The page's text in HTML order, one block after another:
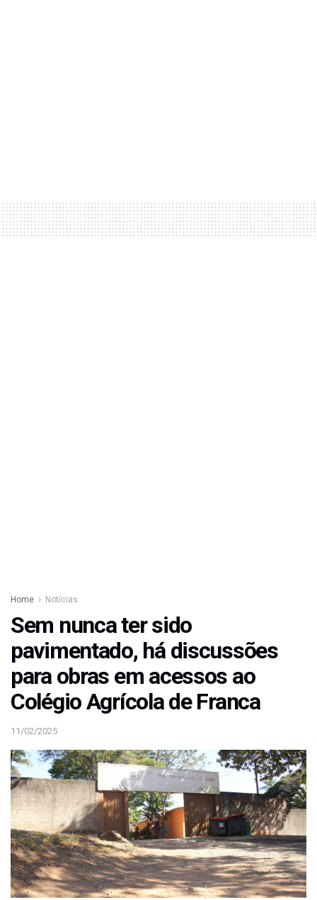
Home Notícias
Sem nunca ter sido
pavimentado, há discussões
para obras em acessos ao
Colégio Agrícola de Franca
11/02/2025